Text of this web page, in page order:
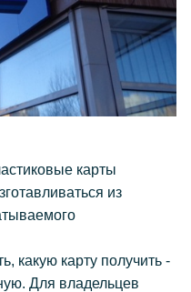
карты
из
какую карту получить -
Для владельцев